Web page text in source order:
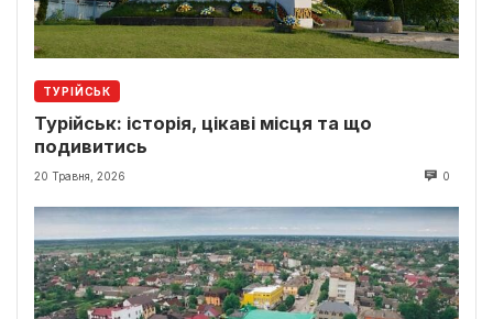
ТУРІЙСЬК
Турійськ: історія, цікаві місця та що
подивитись
20 Травня, 2026 0